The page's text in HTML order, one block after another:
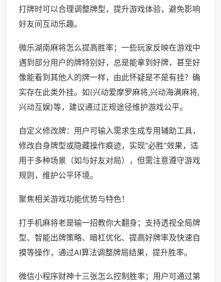
打牌时可以合理调整牌型，提升游戏体验，避免影响
好友间互动乐趣。
微乐湖南麻将怎么提高胜率；一些玩家反映在游戏中
遇到部分用户的牌特别好，总是能拿到好牌，甚至好
像能看到其他人的牌一样，由此怀疑是不是有挂？确
实存在此类外挂。如(兴动爱摩罗麻将,兴动海满麻将,
兴动互娱)等，建议通过正规途径维护游戏公平。
自定义修改牌：用户可输入需求生成专用辅助工具，
修改自身牌型或隐藏操作痕迹，实现“必胜”效果，适
用于多种场景（如与好友对局），但需注意遵守游戏
规则，维护公平环境。
聚焦相关游戏功能优势与特色！
打手机麻将老是输一招教你大翻身；支持透视全局牌
型、智能出牌策略、暗杠优化、提高好牌率及快速自
摸等操作，通过AI算法调整牌局结果，提升胜率。
微信小程序财神十三张怎么控制胜率；用户可通过第